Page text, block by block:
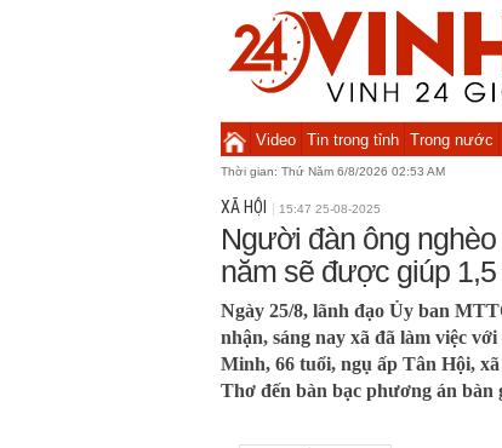
Video Tin trong tỉnh Trong nước
Thời gian: Thứ Năm 6/8/2026 02:53 AM
XÃ HỘI 15:47 25-08-2025
Người đàn ông
năm sẽ được giúp
Ngày 25/8, lãnh đạo Ủy ban
nhận, sáng nay xã đã làm việc
Minh, 66 tuổi, ngụ ấp Tân Hội,
Thơ đến bàn bạc phương án bàn